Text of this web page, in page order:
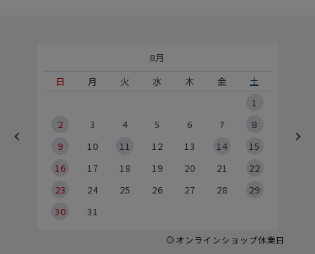
8月
日
月 火 水 木 金
土
1
2
3 4 5 6 7
8
9
10 11 12 13 14
15
16
17 18 19 20 21
22
23
24 25 26 27 28
29
30
31
オンラインショップ休業日